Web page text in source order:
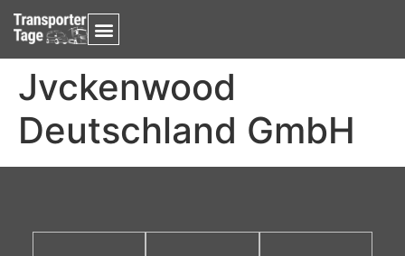
Jvckenwood
Deutschland GmbH